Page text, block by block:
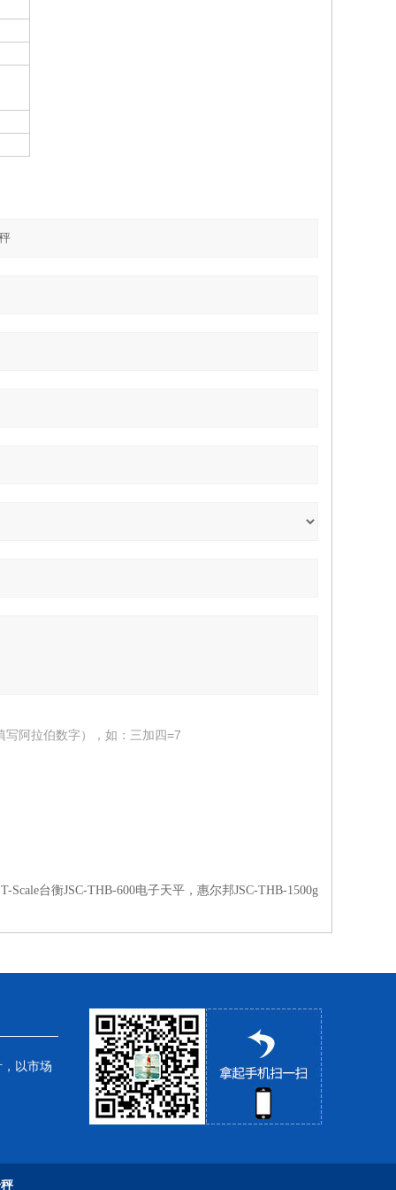
写阿拉伯数字），如：三加四=7
T-Scale台衡JSC-THB-600电子天平，惠尔邦JSC-THB-1500g
以市场